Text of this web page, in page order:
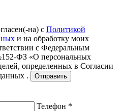
на) с Политикой
и на обработку моих
с Федеральным
ФЗ «О персональных
определенных в Согласии
.
Отправить
Телефон *